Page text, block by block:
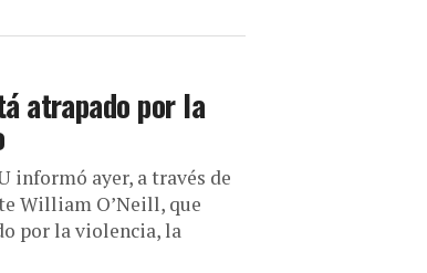
atrapado por la
informó ayer, a través de
William O’Neill, que
por la violencia, la